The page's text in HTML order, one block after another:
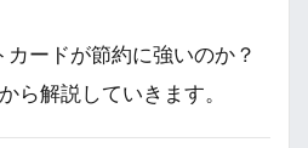
ードが節約に強いのか？
ら解説していきます。